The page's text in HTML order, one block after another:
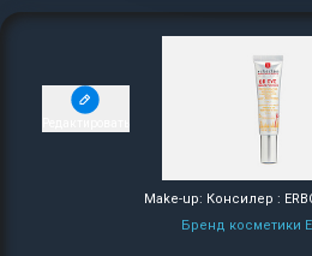
Make-up: Консилер :
Бренд косметики